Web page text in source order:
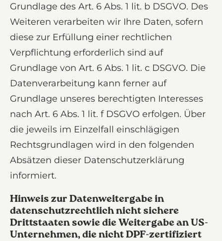
Grundlage des Art. 6 Abs. 1 lit. b DSGVO. Des
Weiteren verarbeiten wir Ihre Daten, sofern
diese zur Erfüllung einer rechtlichen
Verpflichtung erforderlich sind auf
Grundlage von Art. 6 Abs. 1 lit. c DSGVO. Die
Datenverarbeitung kann ferner auf
Grundlage unseres berechtigten Interesses
nach Art. 6 Abs. 1 lit. f DSGVO erfolgen. Über
die jeweils im Einzelfall einschlägigen
Rechtsgrundlagen wird in den folgenden
Absätzen dieser Datenschutzerklärung
informiert.
Hinweis zur Datenweitergabe in
datenschutzrechtlich nicht sichere
Drittstaaten sowie die Weitergabe an US-
Unternehmen, die nicht DPF-zertifiziert